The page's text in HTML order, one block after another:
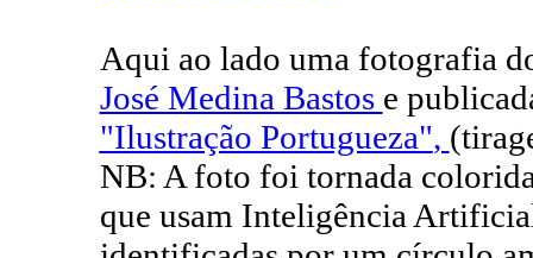
Aqui ao lado uma fotografia
José Medina Bastos e
"Ilustração Portugueza",
NB: A foto foi tornada
que usam Inteligência